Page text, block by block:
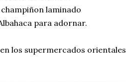
champiñon laminado
para adornar.
los supermercados orientales